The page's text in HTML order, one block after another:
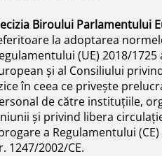
Biroului Parlamentului
la adoptarea
(UE) 2018/
și al Consiliului
în ceea ce privește
de către instituțiile,
și privind libera
a Regulamentului
1247/2002/CE.